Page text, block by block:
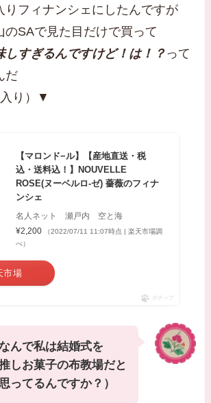
りフィナンシェにしたんですが
のSAで見た目だけで買って
しすぎるんですけど！は！？ って
だ
入り）▼
【マロンド−ル】【産地直送・税
込・送料込！】NOUVELLE
ROSE(ヌーベルロ-ゼ) 薔薇のフィナ
ンシェ
名人ネット 瀬戸内 空と海
¥2,200
（2022/07/11 11:07時点 | 楽天市場調
べ）
市場
ポチップ
なんで私は結婚式を
しお菓子の布教場だと
ってるんですか？）